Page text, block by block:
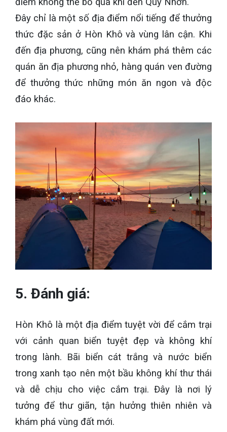
Đây chỉ là một số địa điểm nổi tiếng để thưởng
thức đặc sản ở Hòn Khô và vùng lân cận. Khi
đến địa phương, cũng nên khám phá thêm các
quán ăn địa phương nhỏ, hàng quán ven đường
để thưởng thức những món ăn ngon và độc
đáo khác.
5. Đánh giá:
Hòn Khô là một địa điểm tuyệt vời để cắm trại
với cảnh quan biển tuyệt đẹp và không khí
trong lành. Bãi biển cát trắng và nước biển
trong xanh tạo nên một bầu không khí thư thái
và dễ chịu cho việc cắm trại. Đây là nơi lý
tưởng để thư giãn, tận hưởng thiên nhiên và
khám phá vùng đất mới.